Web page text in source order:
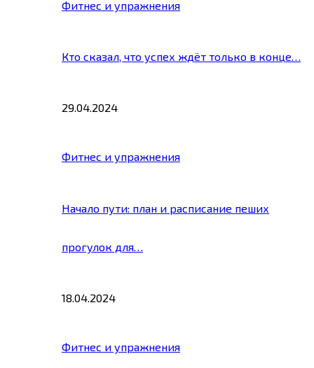
Фитнес и упражнения
Кто сказал, что успех ждёт только в конце…
29.04.2024
Фитнес и упражнения
Начало пути: план и расписание пеших
прогулок для…
18.04.2024
Фитнес и упражнения